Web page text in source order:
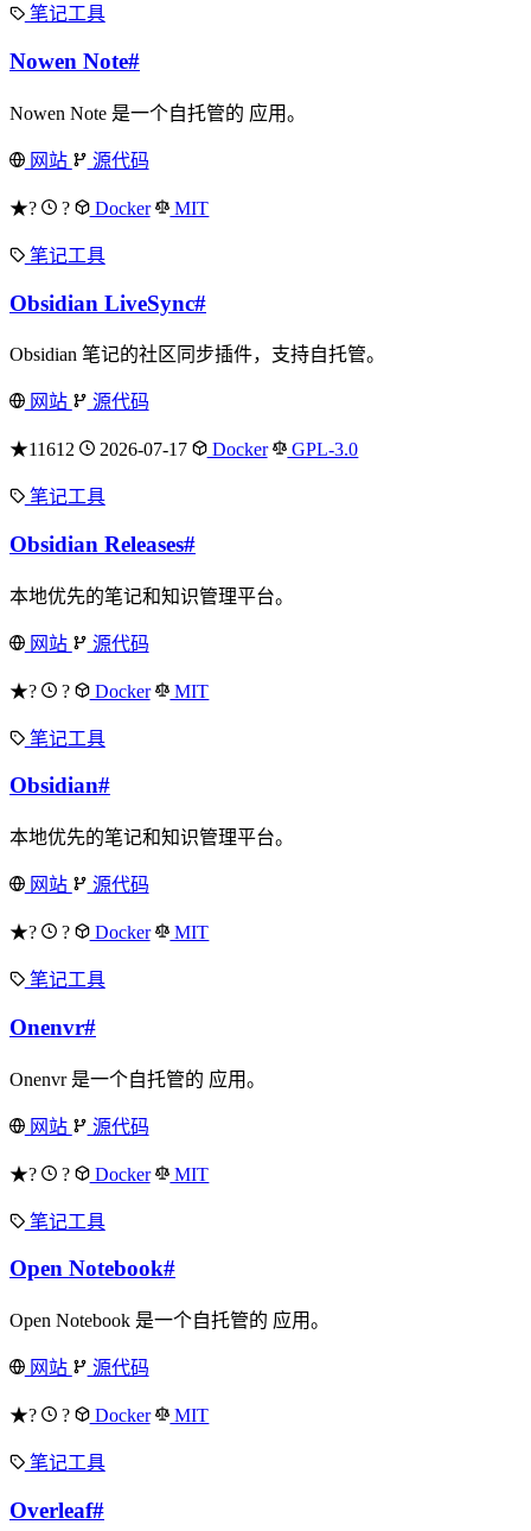
笔记工具
Nowen Note#
Nowen Note 是一个自托管的 应用。
网站 源代码
★? ? Docker MIT
笔记工具
Obsidian LiveSync#
Obsidian 笔记的社区同步插件，支持自托管。
网站 源代码
★11612 2026-07-17 Docker GPL-3.0
笔记工具
Obsidian Releases#
本地优先的笔记和知识管理平台。
网站 源代码
★? ? Docker MIT
笔记工具
Obsidian#
本地优先的笔记和知识管理平台。
网站 源代码
★? ? Docker MIT
笔记工具
Onenvr#
Onenvr 是一个自托管的 应用。
网站 源代码
★? ? Docker MIT
笔记工具
Open Notebook#
Open Notebook 是一个自托管的 应用。
网站 源代码
★? ? Docker MIT
笔记工具
Overleaf#